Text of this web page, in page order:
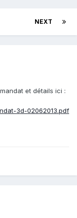
NEXT
et détails ici :
3d-02062013.pdf